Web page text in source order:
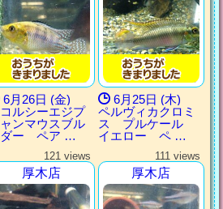
6月26日 (金)
ルシーエジプ
ンマウスブル
ダー ペア …
6月25日 (木)
ペルヴィカクロミ
ス プルケール
イエロー ペ …
121 views
厚木店
111 views
厚木店